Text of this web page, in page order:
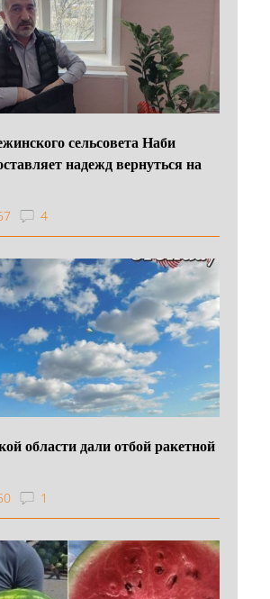
сельсовета Наби
надежд вернуться на
4
области дали отбой ракетной
1